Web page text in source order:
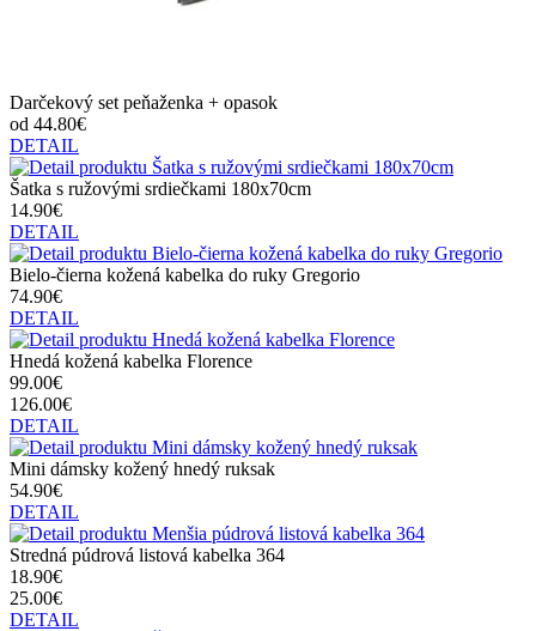
Darčekový set peňaženka + opasok
od 44.80€
DETAIL
Šatka s ružovými srdiečkami 180x70cm
14.90€
DETAIL
Bielo-čierna kožená kabelka do ruky Gregorio
74.90€
DETAIL
Hnedá kožená kabelka Florence
99.00€
126.00€
DETAIL
Mini dámsky kožený hnedý ruksak
54.90€
DETAIL
Stredná púdrová listová kabelka 364
18.90€
25.00€
DETAIL